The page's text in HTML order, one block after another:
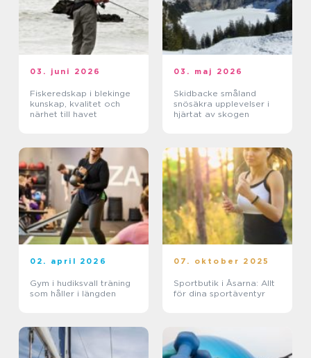
03. juni 2026
Fiskeredskap i blekinge
kunskap, kvalitet och
närhet till havet
03. maj 2026
Skidbacke småland
snösäkra upplevelser i
hjärtat av skogen
02. april 2026
Gym i hudiksvall träning
som håller i längden
07. oktober 2025
Sportbutik i Åsarna: Allt
för dina sportäventyr